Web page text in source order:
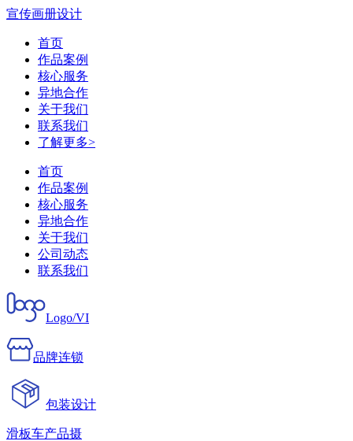
宣传画册设计
首页
作品案例
核心服务
异地合作
关于我们
联系我们
了解更多>
首页
作品案例
核心服务
异地合作
关于我们
公司动态
联系我们
Logo/VI
品牌连锁
包装设计
滑板车产品摄